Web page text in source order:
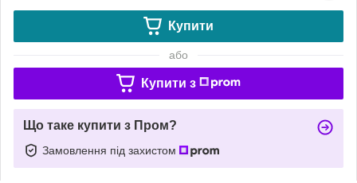
Купити
або
Купити з
Що таке купити з Пром?
Замовлення під захистом